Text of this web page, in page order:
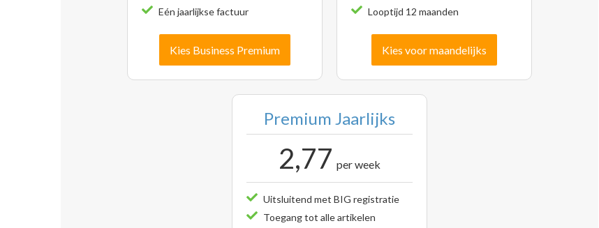
Eén jaarlijkse factuur
Kies Business Premium
Looptijd 12 maanden
Kies voor maandelijks
Premium Jaarlijks
2,77 per week
Uitsluitend met BIG registratie
Toegang tot alle artikelen